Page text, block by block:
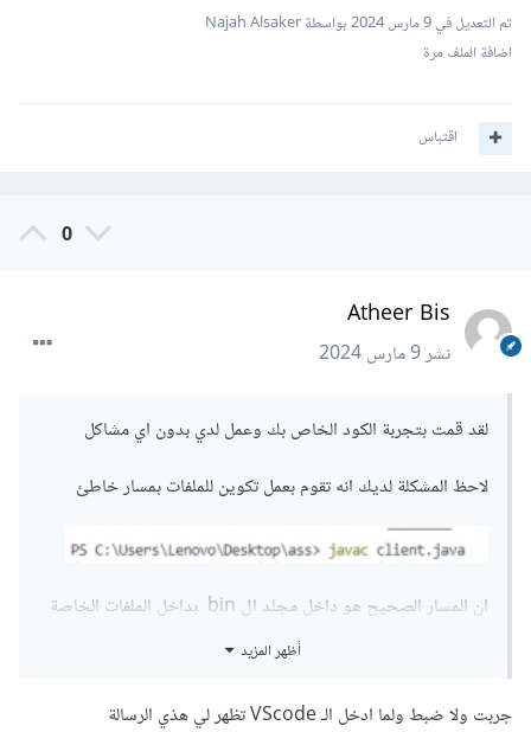
تم التعديل في9 مارس 2024
بواسطة Najah Alsaker
اضافة الملف مرة
اقتباس
0
Atheer Bis
نشر9 مارس 2024
لقد قمت بتجربة الكود الخاص بك وعمل لدي بدون اي مشاكل
لاحظ المشكلة لديك انه تقوم بعمل تكوين للملفات بمسار خاطئ
ان المسار الصحيح هو داخل مجلد ال bin بداخل الملفات الخاصة
اذا لم تكن الملفات موجودة لديك ساترك لك ملف تحميلها اسفل هذا
أظهر المزيد
جربت ولا ضبط ولما ادخل الـ VScode تظهر لي هذي الرسالة